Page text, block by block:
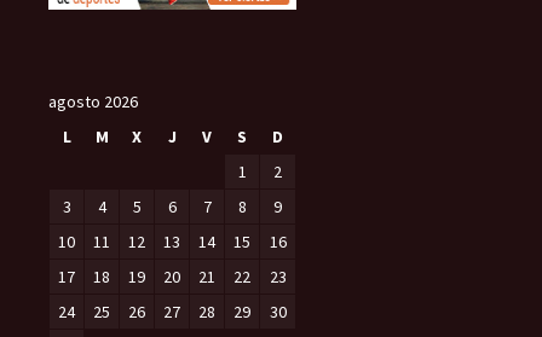
agosto 2026
L
M X J V S
D
1
2
3
4 5 6 7 8
9
10
11 12 13 14 15
16
17
18 19 20 21 22
23
24
25 26 27 28 29
30